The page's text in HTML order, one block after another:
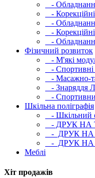
-
-
-
-
- Обладнання
Фізичний розвиток
- М'які
- Спортивні
- Масажно-
- Знаряддя
-
Шкільна поліграфія
- Шкільний
- ДРУК НА
- ДРУК НА
- ДРУК НА
Меблі
Хіт продажів